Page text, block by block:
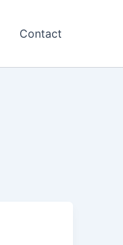
Contact